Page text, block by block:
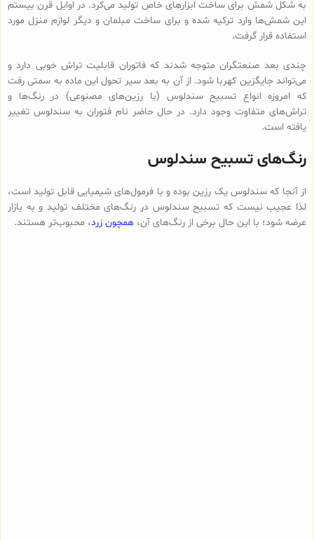
به شکل شمش برای ساخت ابزارهای خاص تولید می‌کرد. در اوایل قرن بیستم
این شمش‌ها وارد ترکیه شده و برای ساخت مبلمان و دیگر لوازم منزل مورد
استفاده قرار گرفت.
چندی بعد صنعتگران متوجه شدند که فاتوران قابلیت تراش خوبی دارد و
می‌تواند جایگزین کهربا شود. از آن به بعد سیر تحول این ماده به سمتی رفت
که امروزه انواع تسبیح‌ سندلوس (با رزین‌های مصنوعی) در رنگ‌ها و
تراش‌های متفاوت وجود دارد. در حال حاضر نام فتوران به سندلوس تغییر
یافته است.
رنگ‌های تسبیح سندلوس
از آنجا که سندلوس یک رزین بوده و با فرمول‌های شیمیایی قابل تولید است،
لذا عجیب نیست که تسبیح سندلوس در رنگ‌های مختلف تولید و به بازار
عرضه شود؛ با این حال برخی از رنگ‌های آن، همچون زرد، محبوب‌تر هستند.